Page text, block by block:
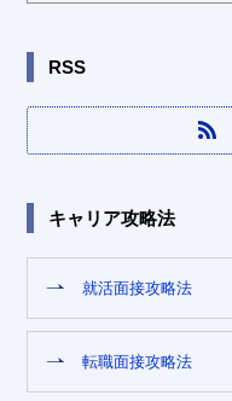
RSS
キャリア攻略法
就活面接攻略法
転職面接攻略法